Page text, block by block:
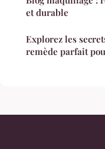
et durable
Explorez les
remède parfait